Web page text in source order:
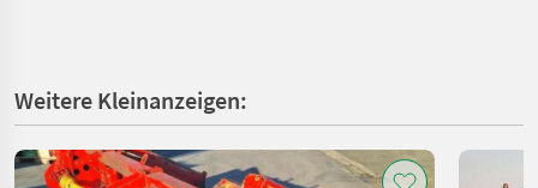
Weitere Kleinanzeigen: